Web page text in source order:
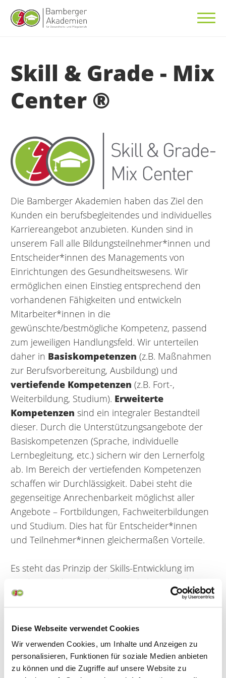
Diese Webseite verwendet Cookies
Wir verwenden Cookies, um Inhalte und Anzeigen zu
personalisieren, Funktionen für soziale Medien anbieten
zu können und die Zugriffe auf unsere Website zu
Skill & Grade - Mix
Center ®
Die Bamberger Akademien haben das Ziel den
Kunden ein berufsbegleitendes und individuelles
Karriereangebot anzubieten. Kunden sind in
unserem Fall alle Bildungsteilnehmer*innen und
Entscheider*innen des Managements von
Einrichtungen des Gesundheitswesens. Wir
ermöglichen einen Einstieg entsprechend den
vorhandenen Fähigkeiten und entwickeln
Mitarbeiter*innen in die
gewünschte/bestmögliche Kompetenz, passend
zum jeweiligen Handlungsfeld. Wir unterteilen
daher in Basiskompetenzen (z.B. Maßnahmen
zur Berufsvorbereitung, Ausbildung) und
vertiefende Kompetenzen (z.B. Fort-,
Weiterbildung, Studium). Erweiterte
Kompetenzen sind ein integraler Bestandteil
dieser. Durch die Unterstützungsangebote der
Basiskompetenzen (Sprache, individuelle
Lernbegleitung, etc.) sichern wir den Lernerfolg
ab. Im Bereich der vertiefenden Kompetenzen
schaffen wir Durchlässigkeit. Dabei steht die
gegenseitige Anrechenbarkeit möglichst aller
Angebote – Fortbildungen, Fachweiterbildungen
und Studium. Dies hat für Entscheider*innen
und Teilnehmer*innen gleichermaßen Vorteile.
Es steht das Prinzip der Skills-Entwicklung im
Vordergrund. Der Mitarbeitende benötigt diese
Skills für seine Arbeit am, und mit dem
Menschen. Die individuell erworbenen Skills
führen bei uns zum angestrebten Abschluss
(Grade) – nicht umgekehrt. Wir vermeiden
dadurch doppelte Inhalte in Aus- und
Weiterbildungen und honorieren die hohe